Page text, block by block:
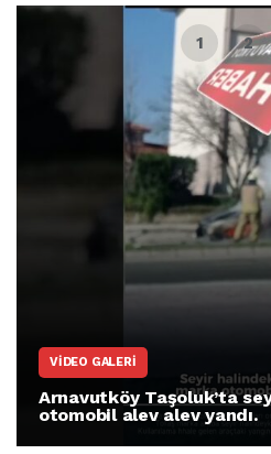
VIDEO GALERI
Arnavutköy Taşoluk’ta
otomobil alev alev yandı.